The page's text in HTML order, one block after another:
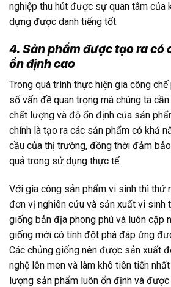
nghiệp thu hút được sự quan tâm của
dựng được danh tiếng tốt.
4. Sản phẩm được tạo ra có
ổn định cao
Trong quá trình thực hiện gia công
số vấn đề quan trọng mà chúng ta
chất lượng và độ ổn định của sản
chính là tạo ra các sản phẩm có khả
cầu của thị trường, đồng thời đảm
quả trong sử dụng thực tế.
Với gia công sản phẩm vi sinh thì thứ
đơn vị nghiên cứu và sản xuất vi sinh
giống bản địa phong phú và luôn cập
giống mới có tính đột phá đáp ứng
Các chủng giống nên được sản xuất
nghệ lên men và làm khô tiên tiến
lượng sản phẩm luôn ổn định và